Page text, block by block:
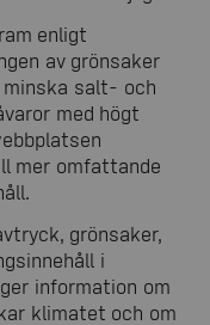
enligt
av grönsaker
salt- och
med högt
mer omfattande
grönsaker,
i
information om
klimatet och om